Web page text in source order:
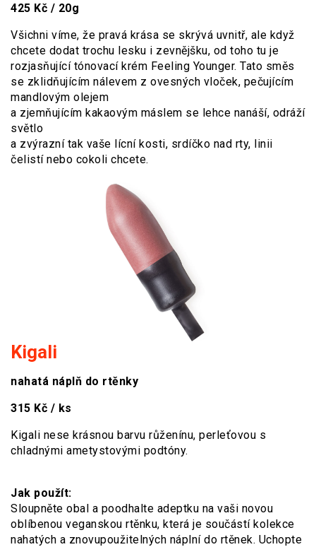
425 Kč / 20g
Všichni víme, že pravá krása se skrývá uvnitř, ale když
chcete dodat trochu lesku i zevnějšku, od toho tu je
rozjasňující tónovací krém Feeling Younger. Tato směs
se zklidňujícím nálevem z ovesných vloček, pečujícím
mandlovým olejem
a zjemňujícím kakaovým máslem se lehce nanáší, odráží
světlo
a zvýrazní tak vaše lícní kosti, srdíčko nad rty, linii
čelistí nebo cokoli chcete.
Kigali
nahatá náplň do rtěnky
315 Kč / ks
Kigali nese krásnou barvu růženínu, perleťovou s
chladnými ametystovými podtóny.
Jak použít:
Sloupněte obal a poodhalte adeptku na vaši novou
oblíbenou veganskou rtěnku, která je součástí kolekce
nahatých a znovupoužitelných náplní do rtěnek. Uchopte